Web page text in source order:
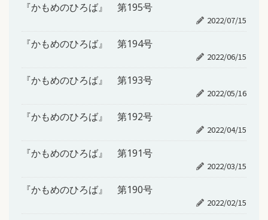
『かもめのひろば』 第195号
2022/07/15
『かもめのひろば』 第194号
2022/06/15
『かもめのひろば』 第193号
2022/05/16
『かもめのひろば』 第192号
2022/04/15
『かもめのひろば』 第191号
2022/03/15
『かもめのひろば』 第190号
2022/02/15